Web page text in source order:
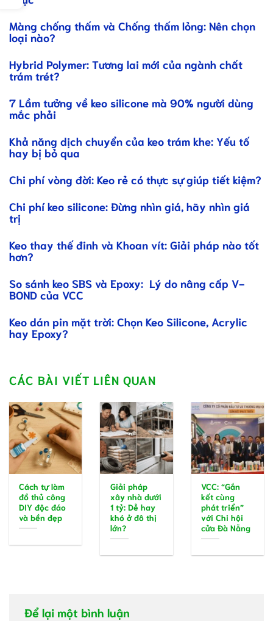
Màng chống thấm và Chống thấm lỏng: Nên chọn
loại nào?
Hybrid Polymer: Tương lai mới của ngành chất
trám trét?
7 Lầm tưởng về keo silicone mà 90% người dùng
mắc phải
Khả năng dịch chuyển của keo trám khe: Yếu tố
hay bị bỏ qua
Chi phí vòng đời: Keo rẻ có thực sự giúp tiết kiệm?
Chi phí keo silicone: Đừng nhìn giá, hãy nhìn giá
trị
Keo thay thế đinh và Khoan vít: Giải pháp nào tốt
hơn?
So sánh keo SBS và Epoxy: Lý do nâng cấp V-
BOND của VCC
Keo dán pin mặt trời: Chọn Keo Silicone, Acrylic
hay Epoxy?
CÁC BÀI VIẾT LIÊN QUAN
Cách tự làm
đồ thủ công
DIY độc đáo
và bền đẹp
Giải pháp
xây nhà dưới
1 tỷ: Dễ hay
khó ở đô thị
lớn?
VCC: “Gắn
kết cùng
phát triển”
với Chi hội
cửa Đà Nẵng
Để lại một bình luận